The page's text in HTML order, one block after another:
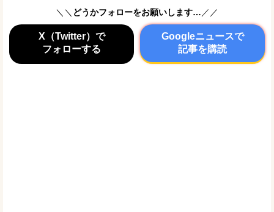
＼＼ どうかフォローをお願いします… ／／
X（Twitter）で
フォローする
Googleニュースで
記事を購読